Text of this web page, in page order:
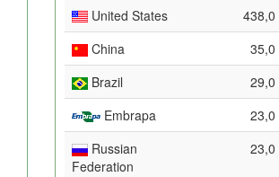
United States 438,0
China
35,0
Brazil
29,0
Embrapa
23,0
Russian
Federation
23,0